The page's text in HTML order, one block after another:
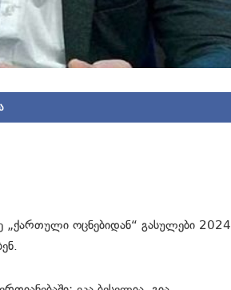
„ქართული ოცნებიდან“ გასულები 2024